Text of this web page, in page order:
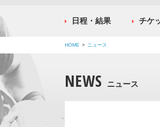
日程・結果 チケ
HOME ニュース
NEWS ニュース